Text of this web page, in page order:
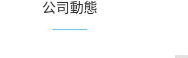
公司動態